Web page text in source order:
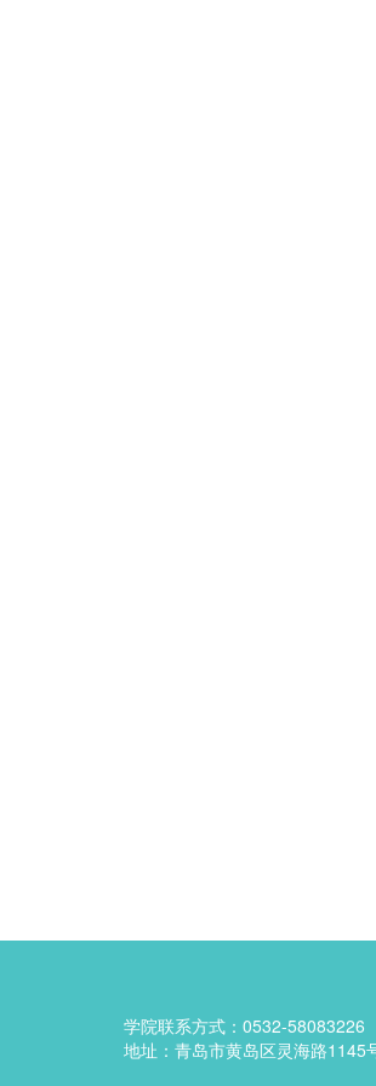
学院联系方式：0532-58083226
地址：青岛市黄岛区灵海路1145